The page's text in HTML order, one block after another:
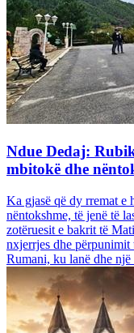
Ndue Dedaj:
mbitokë dhe
Ka gjasë që dy rremat e
nëntokshme, të jenë të
zotëruesit e bakrit të
nxjerrjes dhe
Rumani, ku lanë dhe